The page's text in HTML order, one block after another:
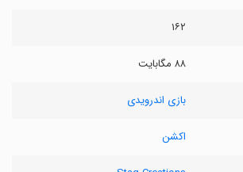
۱۶۲
۸۸ مگابایت
بازی اندرویدی
اکشن